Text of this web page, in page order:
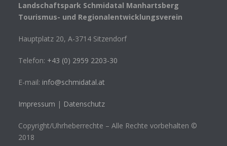
Landschaftspark Schmidatal Manhartsberg
Tourismus- und Regionalentwicklungsverein
Hauptplatz 20, A-3714 Sitzendorf
Telefon: +43 (0) 2959 2203-30
E-mail: info@schmidatal.at
Impressum | Datenschutz
Copyright/Uhrheberrechte – Alle Rechte vorbehalten ©
2018